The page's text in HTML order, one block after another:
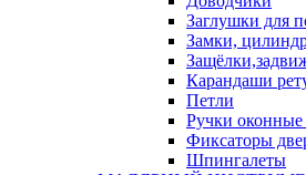
Заглушки для
Замки,
Карандаши
Петли
Ручки
Фиксаторы
Шпингалеты